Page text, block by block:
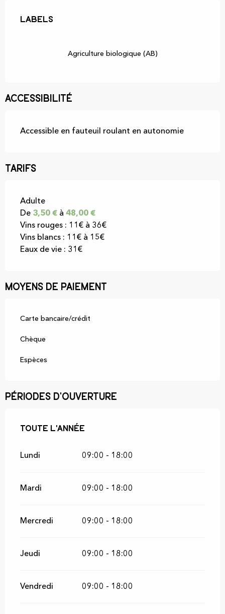
Labels
Labels
Agriculture biologique (AB)
Accessibilité
Accessible en fauteuil roulant en autonomie
Tarifs
Tarifs 2026
Adulte
De 3,50 € à 48,00 €
Vins rouges : 11€ à 36€
Vins blancs : 11€ à 15€
Eaux de vie : 31€
Moyens de paiement
Carte bancaire/crédit
Chèque
Espèces
Périodes d'ouverture
Toute l'année
Toute l'année
Lundi 09:00 - 18:00
Mardi 09:00 - 18:00
Mercredi 09:00 - 18:00
Jeudi 09:00 - 18:00
Vendredi 09:00 - 18:00